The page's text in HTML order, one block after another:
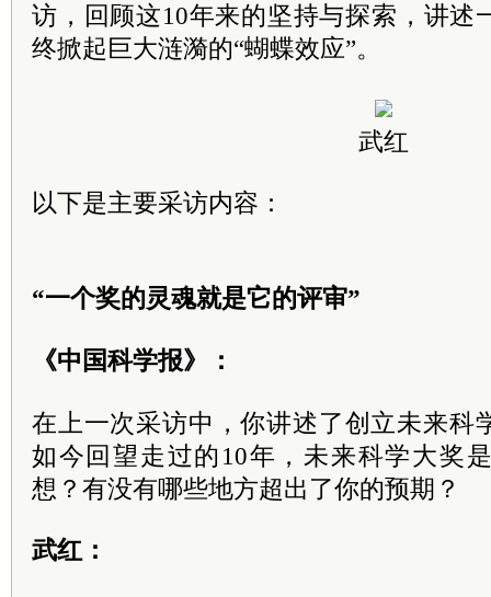
访，回顾这10年来的坚持与探索，讲述
终掀起巨大涟漪的“蝴蝶效应”。
武红
以下是主要采访内容：
“一个奖的灵魂就是它的评审”
《中国科学报》：
在上一次采访中，你讲述了创立未来科
如今回望走过的10年，未来科学大奖
想？有没有哪些地方超出了你的预期？
武红：